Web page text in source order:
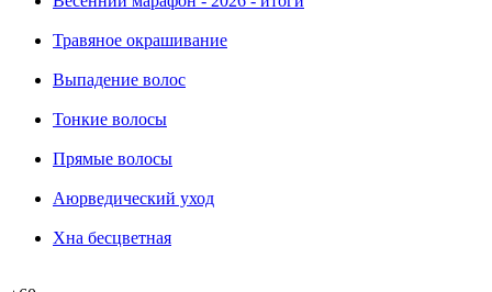
Травяное окрашивание
Выпадение волос
Тонкие волосы
Прямые волосы
Аюрведический уход
Хна бесцветная